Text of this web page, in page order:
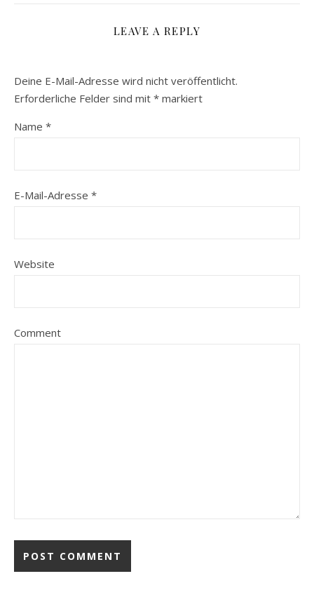
LEAVE A REPLY
Deine E-Mail-Adresse wird nicht veröffentlicht.
Erforderliche Felder sind mit * markiert
Name *
E-Mail-Adresse *
Website
Comment